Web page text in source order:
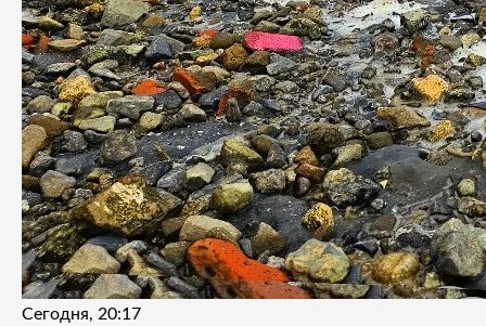
Сегодня, 20:17